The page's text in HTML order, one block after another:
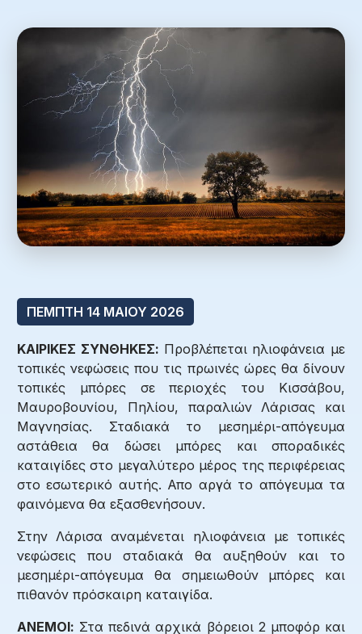
ΠΕΜΠΤΗ 14 ΜΑΙΟΥ 2026
ΚΑΙΡΙΚΕΣ ΣΥΝΘΗΚΕΣ: Προβλέπεται ηλιοφάνεια με
τοπικές νεφώσεις που τις πρωινές ώρες θα δίνουν
τοπικές μπόρες σε περιοχές του Κισσάβου,
Μαυροβουνίου, Πηλίου, παραλιών Λάρισας και
Μαγνησίας. Σταδιακά το μεσημέρι-απόγευμα
αστάθεια θα δώσει μπόρες και σποραδικές
καταιγίδες στο μεγαλύτερο μέρος της περιφέρειας
στο εσωτερικό αυτής. Απο αργά το απόγευμα τα
φαινόμενα θα εξασθενήσουν.
Στην Λάρισα αναμένεται ηλιοφάνεια με τοπικές
νεφώσεις που σταδιακά θα αυξηθούν και το
μεσημέρι-απόγευμα θα σημειωθούν μπόρες και
πιθανόν πρόσκαιρη καταιγίδα.
ΑΝΕΜΟΙ: Στα πεδινά αρχικά βόρειοι 2 μποφόρ και